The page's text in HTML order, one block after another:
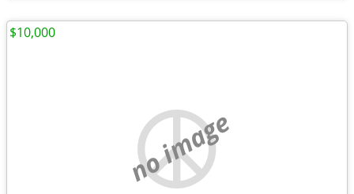
no image
$10,000